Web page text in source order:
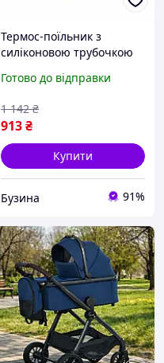
Термос-поїльник з
силіконовою трубочкою
в чохлі з ремінцем, 550
Готово до відправки
913₴
1 142 ₴
Купити
Бузина 91%